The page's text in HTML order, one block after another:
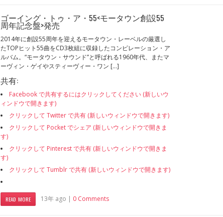
ゴーイング・トゥ・ア・55<モータウン創設55
周年記念盤>発売
2014年に創設55周年を迎えるモータウン・レーベルの厳選し
たTOPヒット55曲をCD3枚組に収録したコンピレーション・ア
ルバム。“モータウン・サウンド”と呼ばれる1960年代、またマ
ーヴィン・ゲイやスティーヴィー・ワン […]
共有:
Facebook で共有するにはクリックしてください (新しいウ
ィンドウで開きます)
クリックして Twitter で共有 (新しいウィンドウで開きます)
クリックして Pocket でシェア (新しいウィンドウで開きま
す)
クリックして Pinterest で共有 (新しいウィンドウで開きま
す)
クリックして Tumblr で共有 (新しいウィンドウで開きます)
READ MORE 13年 ago | 0 Comments